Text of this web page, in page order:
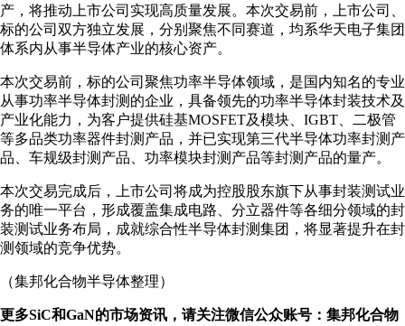
产，将推动上市公司实现高质量发展。本次交易前，上市公司、
标的公司双方独立发展，分别聚焦不同赛道，均系华天电子集团
体系内从事半导体产业的核心资产。
本次交易前，标的公司聚焦功率半导体领域，是国内知名的专业
从事功率半导体封测的企业，具备领先的功率半导体封装技术及
产业化能力，为客户提供硅基MOSFET及模块、IGBT、二极管
等多品类功率器件封测产品，并已实现第三代半导体功率封测产
品、车规级封测产品、功率模块封测产品等封测产品的量产。
本次交易完成后，上市公司将成为控股股东旗下从事封装测试业
务的唯一平台，形成覆盖集成电路、分立器件等各细分领域的封
装测试业务布局，成就综合性半导体封测集团，将显著提升在封
测领域的竞争优势。
（集邦化合物半导体整理）
更多SiC和GaN的市场资讯，请关注微信公众账号：集邦化合物